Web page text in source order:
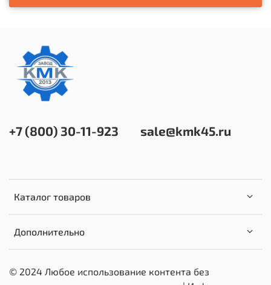
Каталог товаров
Дополнительно
+7 (800) 30-11-923 sale@kmk45.ru
© 2024 Любое использование контента без